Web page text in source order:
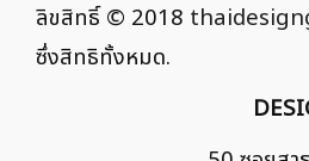
ลิขสิทธิ์ © 2018
ซึ่งสิทธิทั้งหมด.